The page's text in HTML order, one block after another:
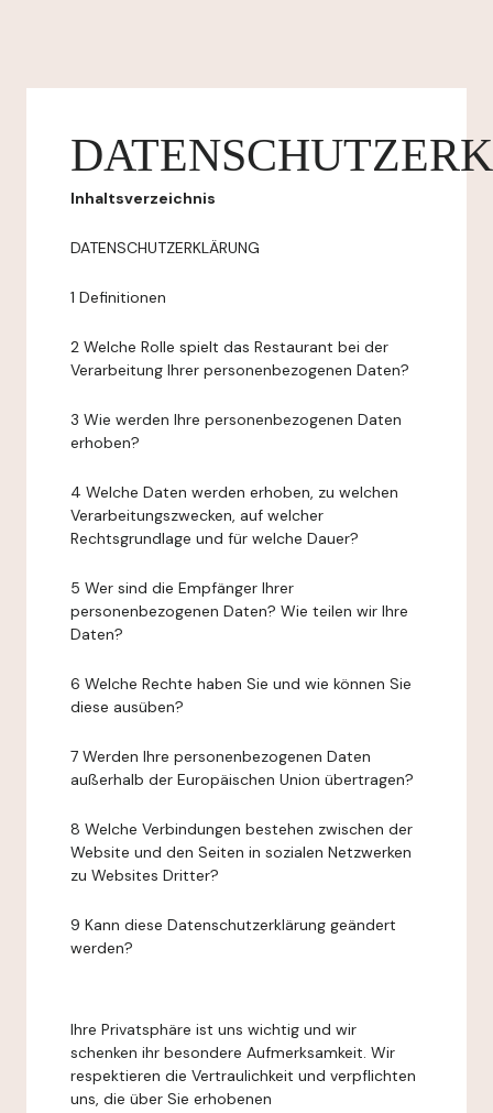
Inhaltsverzeichnis
DATENSCHUTZERKLÄRUNG
1 Definitionen
2 Welche Rolle spielt das Restaurant bei der
Verarbeitung Ihrer personenbezogenen Daten?
3 Wie werden Ihre personenbezogenen Daten
erhoben?
4 Welche Daten werden erhoben, zu welchen
Verarbeitungszwecken, auf welcher
Rechtsgrundlage und für welche Dauer?
5 Wer sind die Empfänger Ihrer
personenbezogenen Daten? Wie teilen wir Ihre
Daten?
6 Welche Rechte haben Sie und wie können Sie
diese ausüben?
7 Werden Ihre personenbezogenen Daten
außerhalb der Europäischen Union übertragen?
8 Welche Verbindungen bestehen zwischen der
Website und den Seiten in sozialen Netzwerken
zu Websites Dritter?
9 Kann diese Datenschutzerklärung geändert
werden?
Ihre Privatsphäre ist uns wichtig und wir
schenken ihr besondere Aufmerksamkeit. Wir
respektieren die Vertraulichkeit und verpflichten
uns, die über Sie erhobenen